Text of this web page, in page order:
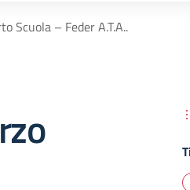
Scuola – Feder A.T.A..